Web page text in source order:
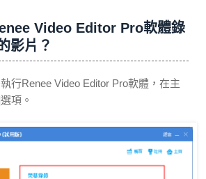
Video Editor Pro軟體錄
影片？
行Renee Video Editor Pro軟體，在主
項。